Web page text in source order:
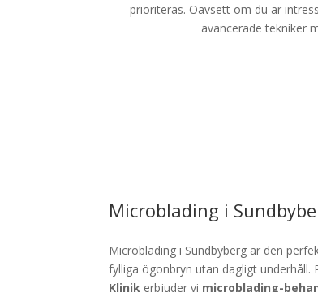
prioriteras. Oavsett om du är
avancerade tekniker
Microblading i
Microblading i Sundbyberg är den
fylliga ögonbryn utan dagligt underhåll.
Klinik erbjuder vi microblading-